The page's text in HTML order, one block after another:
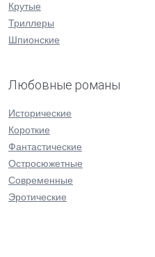
Крутые
Триллеры
Шпионские
Любовные романы
Исторические
Короткие
Фантастические
Остросюжетные
Современные
Эротические